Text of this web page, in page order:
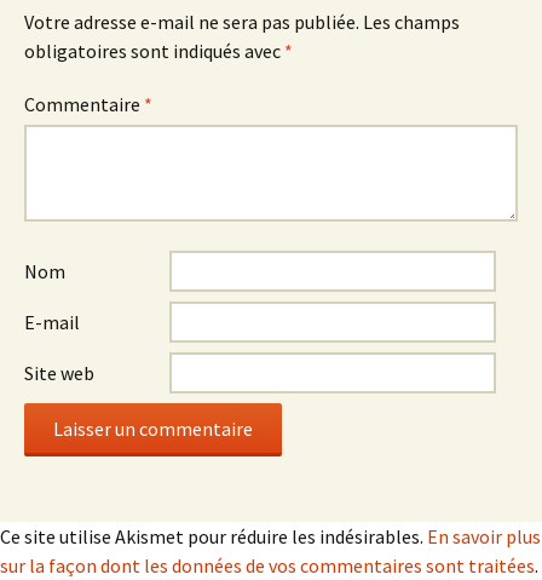
Votre adresse e-mail ne sera pas publiée. Les champs
obligatoires sont indiqués avec *
Commentaire *
Nom
E-mail
Site web
Ce site utilise Akismet pour réduire les indésirables. En savoir plus
sur la façon dont les données de vos commentaires sont traitées.